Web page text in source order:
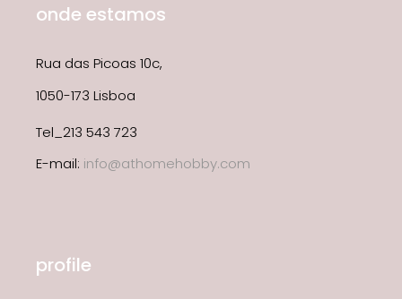
onde estamos
Rua das Picoas 10c,
1050-173 Lisboa
Tel_213 543 723
E-mail: info@athomehobby.com
profile